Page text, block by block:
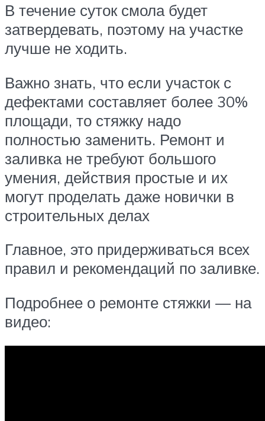
В течение суток смола будет
затвердевать, поэтому на участке
лучше не ходить.
Важно знать, что если участок с
дефектами составляет более 30%
площади, то стяжку надо
полностью заменить. Ремонт и
заливка не требуют большого
умения, действия простые и их
могут проделать даже новички в
строительных делах
Главное, это придерживаться всех
правил и рекомендаций по заливке.
Подробнее о ремонте стяжки — на
видео: